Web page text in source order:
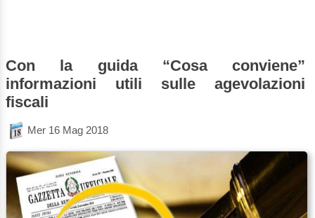
Con la guida “Cosa conviene”
informazioni utili sulle agevolazioni
fiscali
Mer 16 Mag 2018